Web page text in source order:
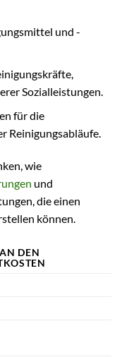
und -
Sozialleistungen.
für die
Reinigungsabläufe.
wie
und
die einen
können.
DEN